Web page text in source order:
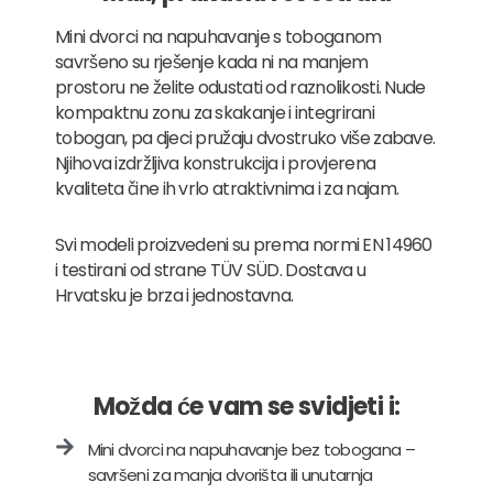
Mini dvorci na napuhavanje s toboganom
savršeno su rješenje kada ni na manjem
prostoru ne želite odustati od raznolikosti. Nude
kompaktnu zonu za skakanje i integrirani
tobogan, pa djeci pružaju dvostruko više zabave.
Njihova izdržljiva konstrukcija i provjerena
kvaliteta čine ih vrlo atraktivnima i za najam.
Svi modeli proizvedeni su prema normi EN 14960
i testirani od strane TÜV SÜD. Dostava u
Hrvatsku je brza i jednostavna.
Možda će vam se svidjeti i:
Mini dvorci na napuhavanje bez tobogana –
savršeni za manja dvorišta ili unutarnja